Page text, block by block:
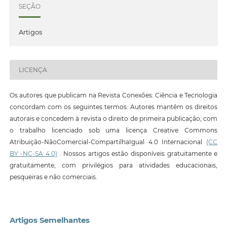
SEÇÃO
Artigos
LICENÇA
Os autores que publicam na Revista Conexões: Ciência e Tecnologia
concordam com os seguintes termos: Autores mantêm os direitos
autorais e concedem à revista o direito de primeira publicação, com
o trabalho licenciado sob uma licença Creative Commons
Atribuição-NãoComercial-CompartilhaIgual 4.0 Internacional (CC
BY -NC-SA 4.0) . Nossos artigos estão disponíveis gratuitamente e
gratuitamente, com privilégios para atividades educacionais,
pesqueiras e não comerciais.
Artigos Semelhantes